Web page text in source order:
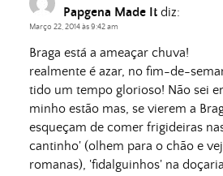
Papgena Made It diz:
Março 22, 2014 às 9:42 am
Braga está a ameaçar chuva!
realmente é azar, no fim-de-
tido um tempo glorioso! Não sei
minho estão mas, se vierem a
esqueçam de comer frigideiras
cantinho' (olhem para o chão e
romanas), 'fidalguinhos' na